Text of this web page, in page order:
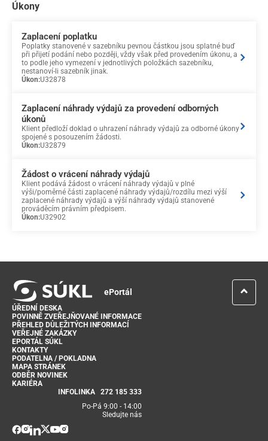
Úkony
Zaplacení poplatku
Poplatky stanovené v sazebníku pevnou částkou jsou splatné buď
při přijetí podání nebo později, vždy však před provedením úkonu, a
to podle jeho vymezení v jednotlivých položkách sazebníku,
nestanoví-li sazebník jinak.
Úkon:U32878
Zaplacení náhrady výdajů za provedení odborných
úkonů
Klient předloží doklad o uhrazení náhrady výdajů za odborné úkony
spojené s posouzením žádosti.
Úkon:U32879
Žádost o vrácení náhrady výdajů
Klient podává žádost o vrácení náhrady výdajů v plné
výši/poměrné části zaplacené náhrady výdajů/rozdílu mezi výší
zaplacené náhrady výdajů a výší náhrady výdajů stanovené
prováděcím právním předpisem.
Úkon:U32902
ePortál
ÚŘEDNÍ DESKA
POVINNĚ ZVEŘEJŇOVANÉ INFORMACE
PŘEHLED DŮLEŽITÝCH INFORMACÍ
VEŘEJNÉ ZAKÁZKY
EPORTÁL SÚKL
KONTAKTY
PODATELNA / POKLADNA
MAPA STRÁNEK
ODBĚR NOVINEK
KARIÉRA
INFOLINKA
272 185 333
Po-Pá 9:00 - 14:00
Sledujte nás